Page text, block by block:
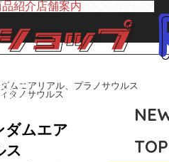
紹介店舗案内
UP
紹介
ムエアリアル、プラノサウルス
タノサウルス
ダムエア
ス